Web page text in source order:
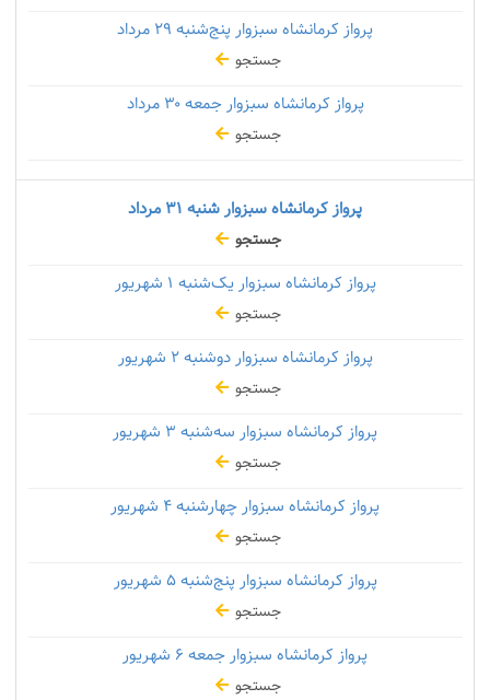
پرواز کرمانشاه سبزوار پنج‌شنبه
جستجو
پرواز کرمانشاه سبزوار جمعه۳۰ مرداد
جستجو
پرواز کرمانشاه سبزوار شنبه
جستجو
پرواز کرمانشاه سبزوار یک‌شنبه
جستجو
پرواز کرمانشاه سبزوار دوشنبه۲ شهریور
جستجو
پرواز کرمانشاه سبزوار سه‌شنبه
جستجو
پرواز کرمانشاه سبزوار چهارشنبه
جستجو
پرواز کرمانشاه سبزوار پنج‌شنبه۵ شهریور
جستجو
پرواز کرمانشاه سبزوار جمعه
جستجو